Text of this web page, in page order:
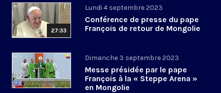
27:33
Lundi 4 septembre 2023
Conférence de presse du pape
François de retour de Mongolie
Dimanche 3 septembre 2023
Messe présidée par le pape
François à la « Steppe Arena »
en Mongolie